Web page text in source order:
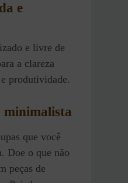
e
e livre de
a clareza
produtividade.
que você
Doe o que não
peças de